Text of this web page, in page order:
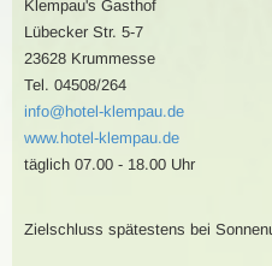
Klempau's Gasthof
Lübecker Str. 5-7
23628 Krummesse
Tel. 04508/264
info@hotel-klempau.de
www.hotel-klempau.de
täglich 07.00 - 18.00 Uhr
Zielschluss spätestens bei